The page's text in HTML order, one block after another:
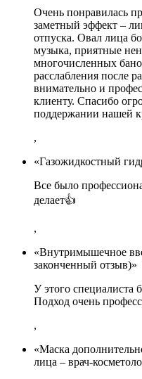
Очень понравилась
заметный эффект –
отпуска. Овал лица
музыка, приятные
многочисленных
расслабления после
внимательно и
клиенту. Спасибо
поддержании нашей
,
«Газожидкостный
Все было
делает👍
,
«Внутримышечное
законченный отзыв)»
У этого специалиста
Подход очень
,
«Маска
лица – врач-